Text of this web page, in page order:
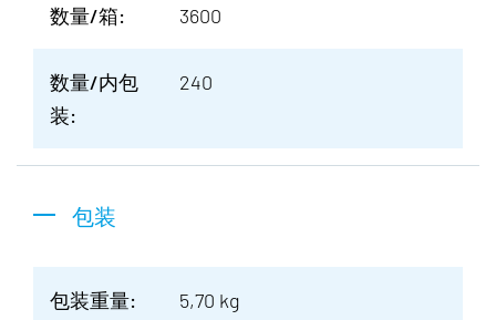
数量/箱: 3600
数量/内包
装:
240
包装
包装重量: 5,70 kg